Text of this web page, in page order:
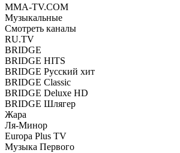
MMA-TV.COM
Музыкальные
Смотреть каналы
RU.TV
BRIDGE
BRIDGE HITS
BRIDGE Русский хит
BRIDGE Classic
BRIDGE Deluxe HD
BRIDGE Шлягер
Жара
Ля-Минор
Europa Plus TV
Музыка Первого